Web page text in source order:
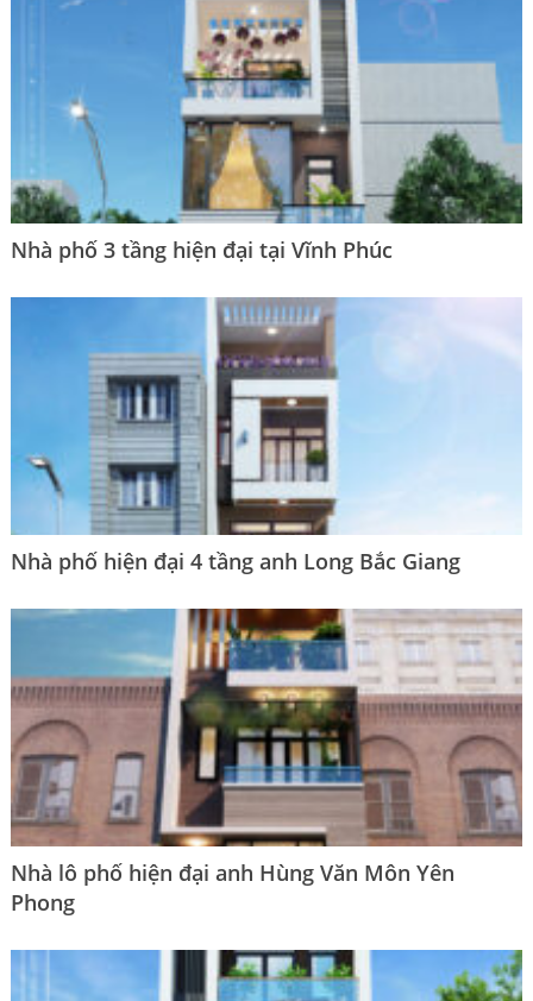
Nhà phố 3 tầng hiện đại tại Vĩnh Phúc
Nhà phố hiện đại 4 tầng anh Long Bắc Giang
Nhà lô phố hiện đại anh Hùng Văn Môn Yên
Phong